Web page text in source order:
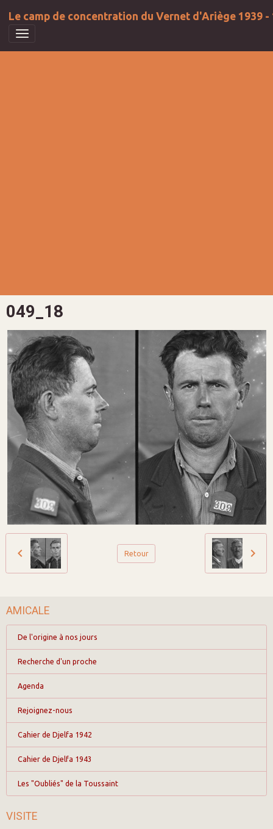
Le camp de concentration du Vernet d'Ariège 1939 -
049_18
Retour
AMICALE
De l'origine à nos jours
Recherche d'un proche
Agenda
Rejoignez-nous
Cahier de Djelfa 1942
Cahier de Djelfa 1943
Les "Oubliés" de la Toussaint
VISITE